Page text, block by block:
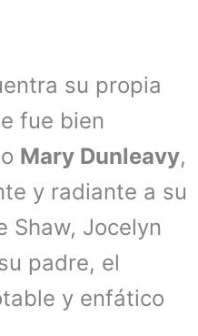
su propia
fue bien
Mary Dunleavy,
y radiante a su
Shaw, Jocelyn
padre, el
y enfático